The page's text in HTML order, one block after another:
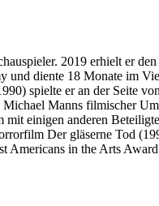
2019 erhielt er
diente 18 Monate im
spielte er an der Seite
Manns filmischer
einigen anderen
Der gläserne Tod
in the Arts